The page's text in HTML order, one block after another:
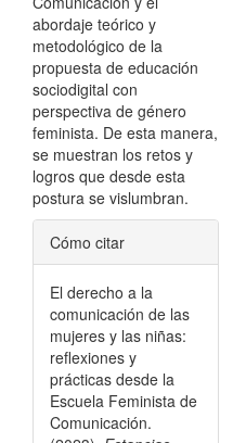
abordaje teórico y
metodológico de la
propuesta de educación
sociodigital con
perspectiva de género
feminista. De esta manera,
se muestran los retos y
logros que desde esta
postura se vislumbran.
Detalles
del
artículo
Cómo citar
El derecho a la
comunicación de las
mujeres y las niñas:
reflexiones y
prácticas desde la
Escuela Feminista de
Comunicación.